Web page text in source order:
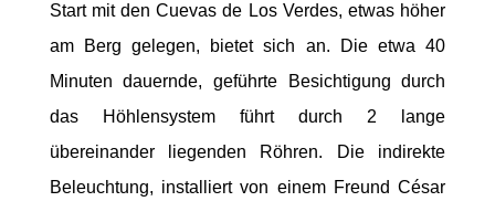
Start mit den Cuevas de Los Verdes, etwas höher
am Berg gelegen, bietet sich an. Die etwa 40
Minuten dauernde, geführte Besichtigung durch
das Höhlensystem führt durch 2 lange
übereinander liegenden Röhren. Die indirekte
Beleuchtung, installiert von einem Freund César